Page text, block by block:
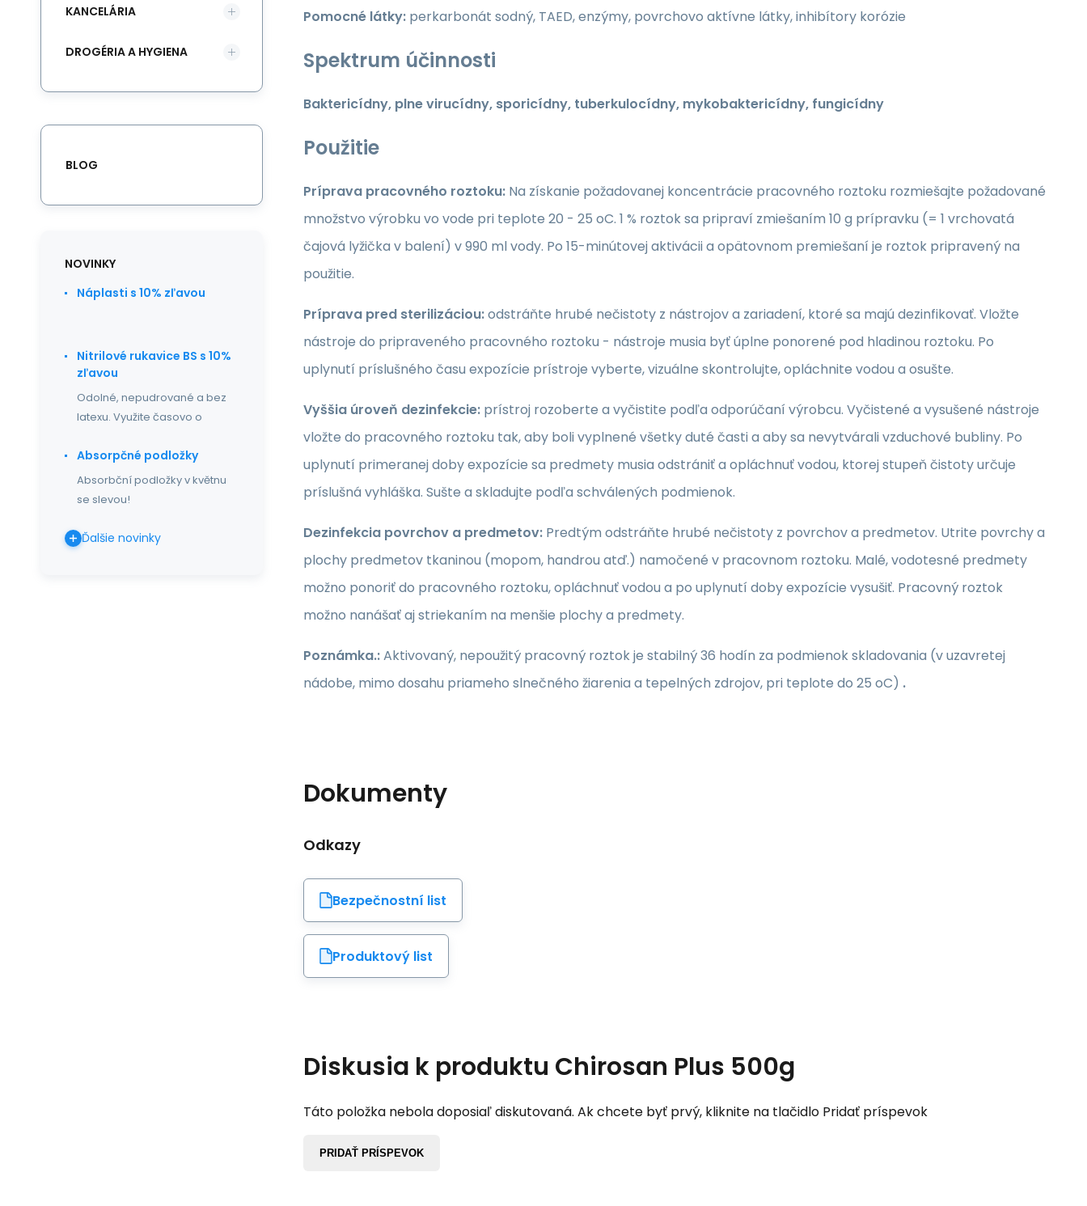
Pomocné látky: perkarbonát sodný, TAED, enzýmy, povrchovo aktívne látky, inhibítory korózie
Spektrum účinnosti
Baktericídny, plne virucídny, sporicídny, tuberkulocídny, mykobaktericídny, fungicídny
Použitie
Príprava pracovného roztoku: Na získanie požadovanej koncentrácie pracovného roztoku rozmiešajte požadované
množstvo výrobku vo vode pri teplote 20 - 25 oC. 1 % roztok sa pripraví zmiešaním 10 g prípravku (= 1 vrchovatá
čajová lyžička v balení) v 990 ml vody. Po 15-minútovej aktivácii a opätovnom premiešaní je roztok pripravený na
použitie.
Príprava pred sterilizáciou:odstráňte hrubé nečistoty z nástrojov a zariadení, ktoré sa majú dezinfikovať. Vložte
nástroje do pripraveného pracovného roztoku - nástroje musia byť úplne ponorené pod hladinou roztoku. Po
uplynutí príslušného času expozície prístroje vyberte, vizuálne skontrolujte, opláchnite vodou a osušte.
Vyššia úroveň dezinfekcie: prístroj rozoberte a vyčistite podľa odporúčaní výrobcu. Vyčistené a vysušené nástroje
vložte do pracovného roztoku tak, aby boli vyplnené všetky duté časti a aby sa nevytvárali vzduchové bubliny. Po
uplynutí primeranej doby expozície sa predmety musia odstrániť a opláchnuť vodou, ktorej stupeň čistoty určuje
príslušná vyhláška. Sušte a skladujte podľa schválených podmienok.
Dezinfekcia povrchov a predmetov: Predtým odstráňte hrubé nečistoty z povrchov a predmetov. Utrite povrchy a
plochy predmetov tkaninou (mopom, handrou atď.) namočené v pracovnom roztoku. Malé, vodotesné predmety
možno ponoriť do pracovného roztoku, opláchnuť vodou a po uplynutí doby expozície vysušiť. Pracovný roztok
možno nanášať aj striekaním na menšie plochy a predmety.
Poznámka.:Aktivovaný, nepoužitý pracovný roztok je stabilný 36 hodín za podmienok skladovania (v uzavretej
nádobe, mimo dosahu priameho slnečného žiarenia a tepelných zdrojov, pri teplote do 25 oC) .
Dokumenty
Odkazy
Bezpečnostní list
Produktový list
Diskusia k produktu Chirosan Plus 500g
Táto položka nebola doposiaľ diskutovaná. Ak chcete byť prvý, kliknite na tlačidlo Pridať príspevok
PRIDAŤ PRÍSPEVOK
KANCELÁRIA
DROGÉRIA A HYGIENA
BLOG
NOVINKY
Náplasti s 10% zľavou
Nitrilové rukavice BS s 10%
zľavou
Odolné, nepudrované a bez
latexu. Využite časovo o
Absorpčné podložky
Absorbční podložky v květnu
se slevou!
Ďalšie novinky